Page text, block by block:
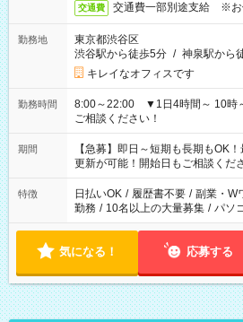
交通費 交通費一部別途支給 ※お
勤務地
東京都渋谷区
渋谷駅から徒歩5分 / 神泉駅から
キレイなオフィスです
勤務時間
8:00～22:00 ▼1日4時間～ 10時
ご相談ください！
期間
【急募】即日～短期も長期もOK
更新が可能！開始日もご相談くだ
特徴 日払いOK / 履歴書不要 / 副業・W
勤務 / 10名以上の大量募集 / パソ
気になる！ 応募する